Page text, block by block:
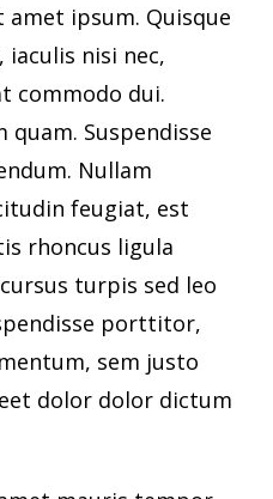
ipsum. Quisque
iaculis nisi nec,
commodo dui.
quam. Suspendisse
Nullam
feugiat, est
rhoncus ligula
turpis sed leo
porttitor,
sem justo
dolor dolor dictum